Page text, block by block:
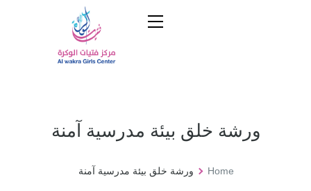
ورشة خلق بيئة مدرسية آمنة
Home ورشة خلق بيئة مدرسية آمنة